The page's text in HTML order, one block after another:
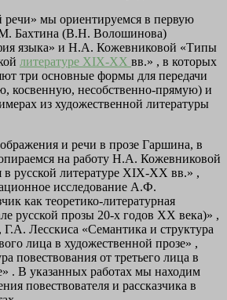
мы ориентируемся в первую
Бахтина (В.Н. Волошинова)
языка» и H.A. Кожевниковой «Типы
литературе XIX-XX вв.» , в которых
три основные формы для передачи
косвенную, несобственно-прямую) и
из художественной литературы
и речи в прозе Гаршина, в
на работу H.A. Кожевниковой
русской литературе XIX-XX вв.» ,
исследование А.Ф.
как теоретико-литературная
русской прозы 20-х годов XX века)» ,
Лесскиса «Семантика и структура
лица в художественной прозе» ,
повествования от третьего лица в
. В указанных работах мы находим
повествователя и рассказчика в